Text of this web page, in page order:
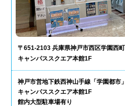
〒651-2103 兵庫県神戸市西区学園西
キャンパススクエア本館1F
神戸市営地下鉄西神山手線「学園都市
キャンパススクエア本館1F
館内大型駐車場有り